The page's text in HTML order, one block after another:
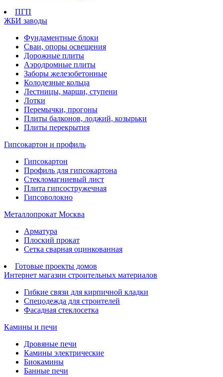
ПГП
ЖБИ заводы
Фундаментные блоки
Сваи, опоры освещения
Дорожные плиты
Аэродромные плиты
Заборы железобетонные
Колодезные кольца
Лестницы, марши, ступени
Лотки
Перемычки, прогоны
Плиты балконов, лоджий, козырьки
Плиты перекрытия
Гипсокартон и профиль
Гипсокартон
Профиль для гипсокартона
Стекломагниевый лист
Плита гипсостружечная
Гипсоволокно
Металлопрокат Москва
Арматура
Плоский прокат
Сетка сварная оцинкованная
Готовые проекты домов
Интернет магазин строительных материалов
Гибкие связи для кирпичной кладки
Спецодежда для строителей
Фасадная стеклосетка
Камины и печи
Дровяные печи
Камины электрические
Биокамины
Банные печи